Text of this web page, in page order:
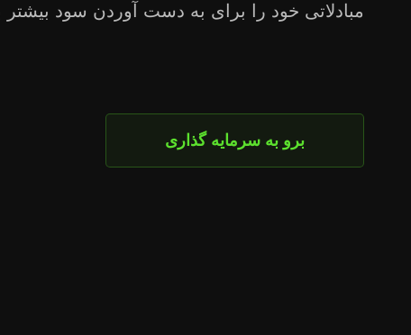
مبادلاتی خود را برای به دست آوردن سود بیشتر
برو به سرمایه گذاری